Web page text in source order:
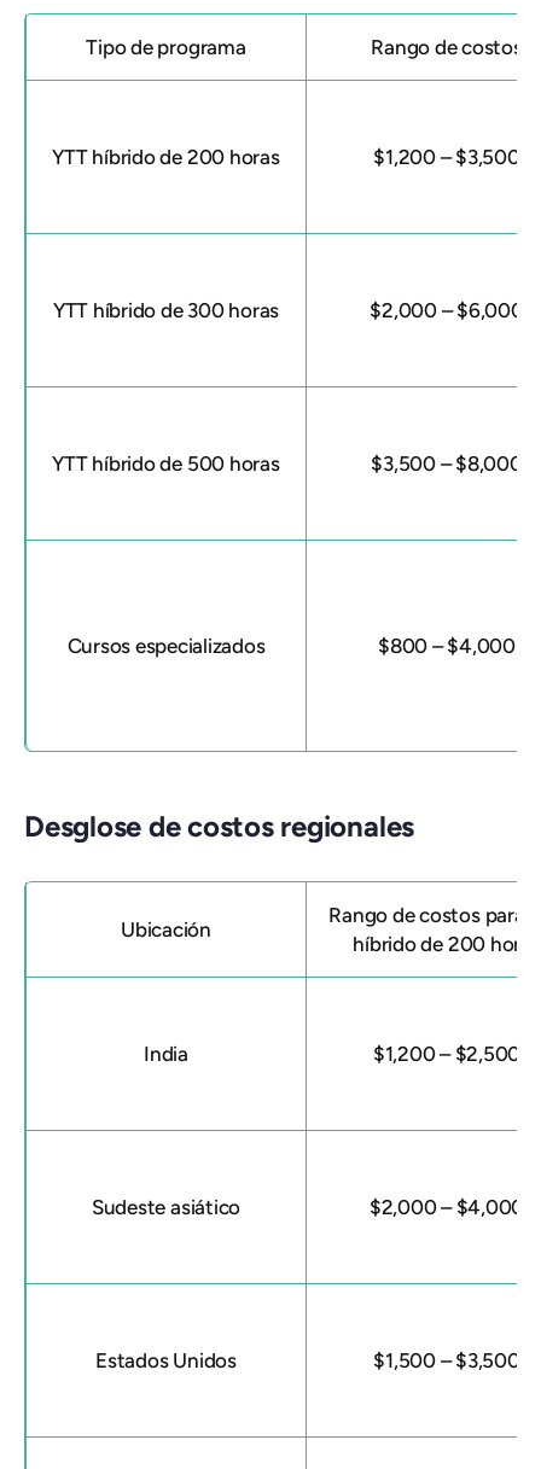
Tipo de programa Rango de costos
YTT híbrido de 200 horas $1,200 – $3,500
YTT híbrido de 300 horas $2,000 – $6,000
YTT híbrido de 500 horas $3,500 – $8,000
Cursos especializados $800 – $4,000
Desglose de costos regionales
Ubicación
Rango de costos para
híbrido de 200 horas
India $1,200 – $2,500
Sudeste asiático $2,000 – $4,000
Estados Unidos $1,500 – $3,500